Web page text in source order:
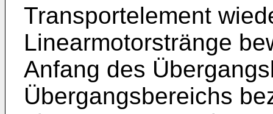
Transportelement
Linearmotorstränge
Anfang des
Übergangsbereichs